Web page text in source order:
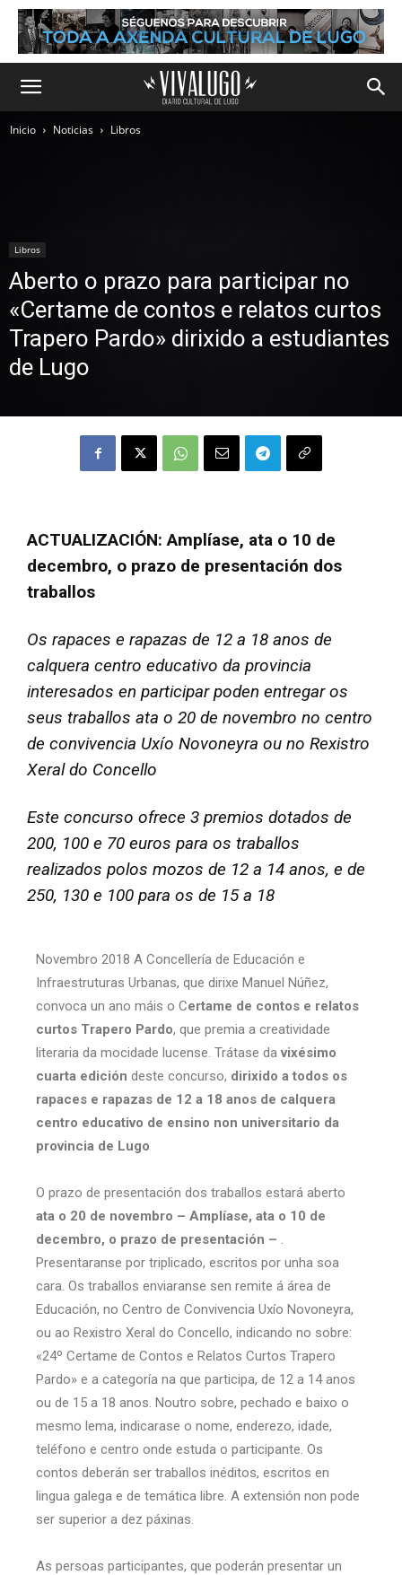
Inicio Noticias Libros
Libros
Aberto o prazo para participar no
«Certame de contos e relatos curtos
Trapero Pardo» dirixido a estudiantes
de Lugo
ACTUALIZACIÓN: Amplíase, ata o 10 de
decembro, o prazo de presentación dos
traballos
Os rapaces e rapazas de 12 a 18 anos de
calquera centro educativo da provincia
interesados en participar poden entregar os
seus traballos ata o 20 de novembro no centro
de convivencia Uxío Novoneyra ou no Rexistro
Xeral do Concello
Este concurso ofrece 3 premios dotados de
200, 100 e 70 euros para os traballos
realizados polos mozos de 12 a 14 anos, e de
250, 130 e 100 para os de 15 a 18
Novembro 2018 A Concellería de Educación e
Infraestruturas Urbanas, que dirixe Manuel Núñez,
convoca un ano máis o Certame de contos e relatos
curtos Trapero Pardo, que premia a creatividade
literaria da mocidade lucense. Trátase davixésimo
cuarta edición deste concurso, dirixido a todos os
rapaces e rapazas de 12 a 18 anos de calquera
centro educativo de ensino non universitario da
provincia de Lugo
O prazo de presentación dos traballos estará aberto
ata o 20 de novembro – Amplíase, ata o 10 de
decembro, o prazo de presentación – .
Presentaranse por triplicado, escritos por unha soa
cara. Os traballos enviaranse sen remite á área de
Educación, no Centro de Convivencia Uxío Novoneyra,
ou ao Rexistro Xeral do Concello, indicando no sobre:
«24º Certame de Contos e Relatos Curtos Trapero
Pardo» e a categoría na que participa, de 12 a 14 anos
ou de 15 a 18 anos. Noutro sobre, pechado e baixo o
mesmo lema, indicarase o nome, enderezo, idade,
teléfono e centro onde estuda o participante. Os
contos deberán ser traballos inéditos, escritos en
lingua galega e de temática libre. A extensión non pode
ser superior a dez páxinas.
As persoas participantes, que poderán presentar un